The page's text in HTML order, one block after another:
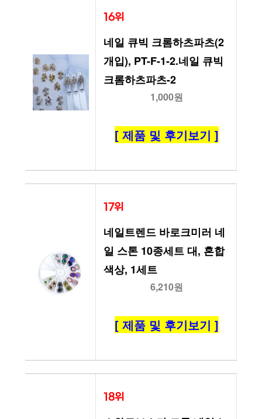
16위
네일 큐빅 크롬하츠파츠(2
개입), PT-F-1-2.네일 큐빅
크롬하츠파츠-2
1,000원
[ 제품 및 후기보기 ]
17위
네일트렌드 바로크미러 네
일 스톤 10종세트 대, 혼합
색상, 1세트
6,210원
[ 제품 및 후기보기 ]
18위